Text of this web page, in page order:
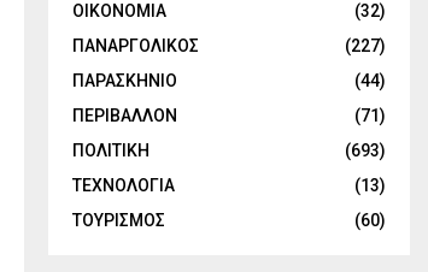
ΟΙΚΟΝΟΜΙΑ
(32)
ΠΑΝΑΡΓΟΛΙΚΟΣ
(227)
ΠΑΡΑΣΚΗΝΙΟ
(44)
ΠΕΡΙΒΑΛΛΟΝ
(71)
ΠΟΛΙΤΙΚΗ
(693)
ΤΕΧΝΟΛΟΓΙΑ
(13)
ΤΟΥΡΙΣΜΟΣ
(60)